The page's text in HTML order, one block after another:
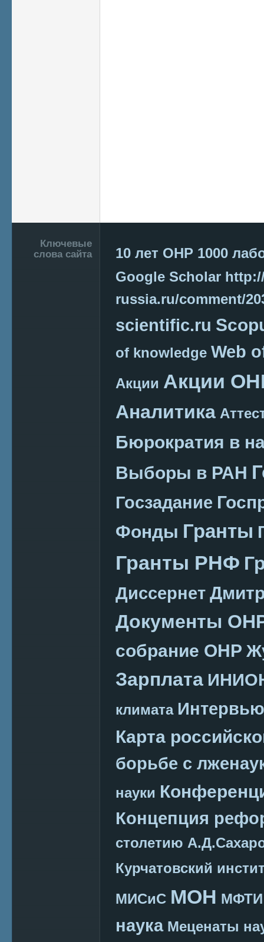
Подвал
Ключевые
слова сайта
10 лет ОНР 1000
Google Scholar
russia.ru/comment/
scientific.ru
of knowledge Web
Акции Акции
Аналитика
Бюрократия в
Выборы в РАН
Госзадание
Фонды Гранты
Гранты РНФ
Диссернет
Документы
собрание ОНР
Зарплата
климата Интервью
Карта
борьбе с
науки
Концепция
столетию
Курчатовский
МИСиС МОН МФТИ
наука Меценаты